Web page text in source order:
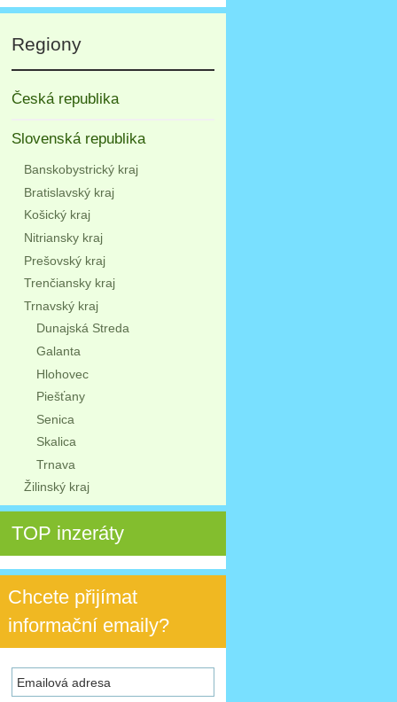
Regiony
Česká republika
Slovenská republika
Banskobystrický kraj
Bratislavský kraj
Košický kraj
Nitriansky kraj
Prešovský kraj
Trenčiansky kraj
Trnavský kraj
Dunajská Streda
Galanta
Hlohovec
Piešťany
Senica
Skalica
Trnava
Žilinský kraj
TOP inzeráty
Chcete přijímat
informační emaily?